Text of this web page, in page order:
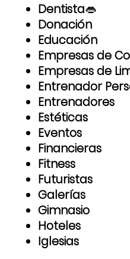
Dentista👄
Donación
Educación
Empresas de
Empresas de
Entrenador
Entrenadores
Estéticas
Eventos
Financieras
Fitness
Futuristas
Galerías
Gimnasio
Hoteles
Iglesias